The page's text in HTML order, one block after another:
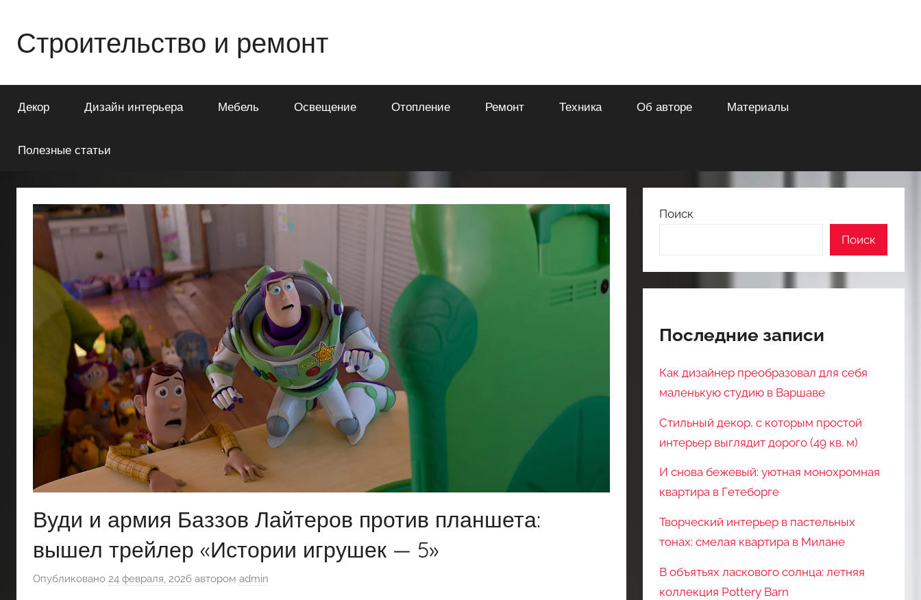
содержимому
Строительство и ремонт
о
строительстве
квартиры
Декор Дизайн интерьера Мебель Освещение Отопление Ремонт Техника Об авторе Материалы
Полезные статьи
Вуди и армия Баззов Лайтеров против планшета:
вышел трейлер «Истории игрушек — 5»
Опубликовано 24 февраля, 2026 автором admin
Поиск
Поиск
Последние записи
Как дизайнер преобразовал для себя
маленькую студию в Варшаве
Стильный декор, с которым простой
интерьер выглядит дорого (49 кв. м)
И снова бежевый: уютная монохромная
квартира в Гетеборге
Творческий интерьер в пастельных
тонах: смелая квартира в Милане
В объятьях ласкового солнца: летняя
коллекция Pottery Barn